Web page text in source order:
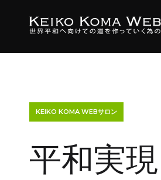
KEIKO KOMA WEBサロン
平和実現